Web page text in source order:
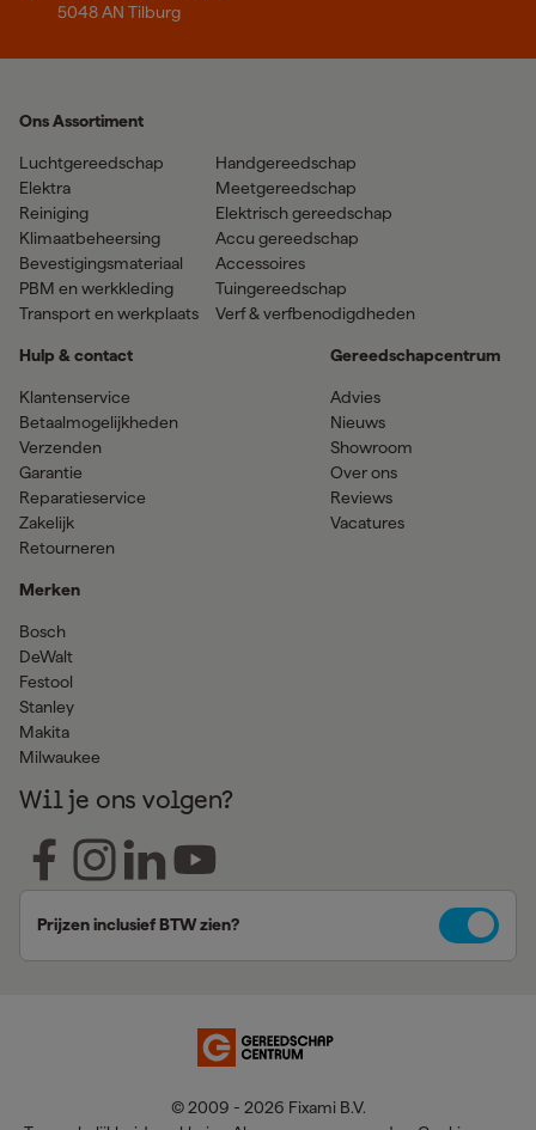
5048 AN Tilburg
Ons Assortiment
Luchtgereedschap
Elektra
Reiniging
Klimaatbeheersing
Bevestigingsmateriaal
PBM en werkkleding
Transport en werkplaats
Handgereedschap
Meetgereedschap
Elektrisch gereedschap
Accu gereedschap
Accessoires
Tuingereedschap
Verf & verfbenodigdheden
Hulp & contact
Klantenservice
Betaalmogelijkheden
Verzenden
Garantie
Reparatieservice
Zakelijk
Retourneren
Merken
Bosch
DeWalt
Festool
Stanley
Makita
Milwaukee
Gereedschapcentrum
Advies
Nieuws
Showroom
Over ons
Reviews
Vacatures
Wil je ons volgen?
Prijzen inclusief BTW zien?
© 2009 - 2026 Fixami B.V.